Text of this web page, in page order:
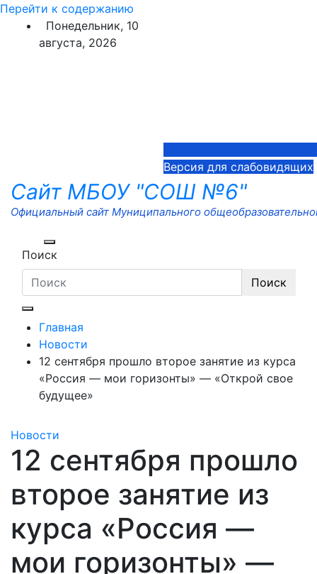
Перейти к содержанию
Понедельник, 10
августа, 2026
Версия для слабовидящих
Сайт МБОУ "СОШ №6"
Официальный сайт Муниципального
Поиск
Поиск
Главная
Новости
12 сентября прошло второе занятие из курса
«Россия — мои горизонты» — «Открой свое
будущее»
Новости
12 сентября прошло
второе занятие из
курса «Россия —
мои горизонты» —